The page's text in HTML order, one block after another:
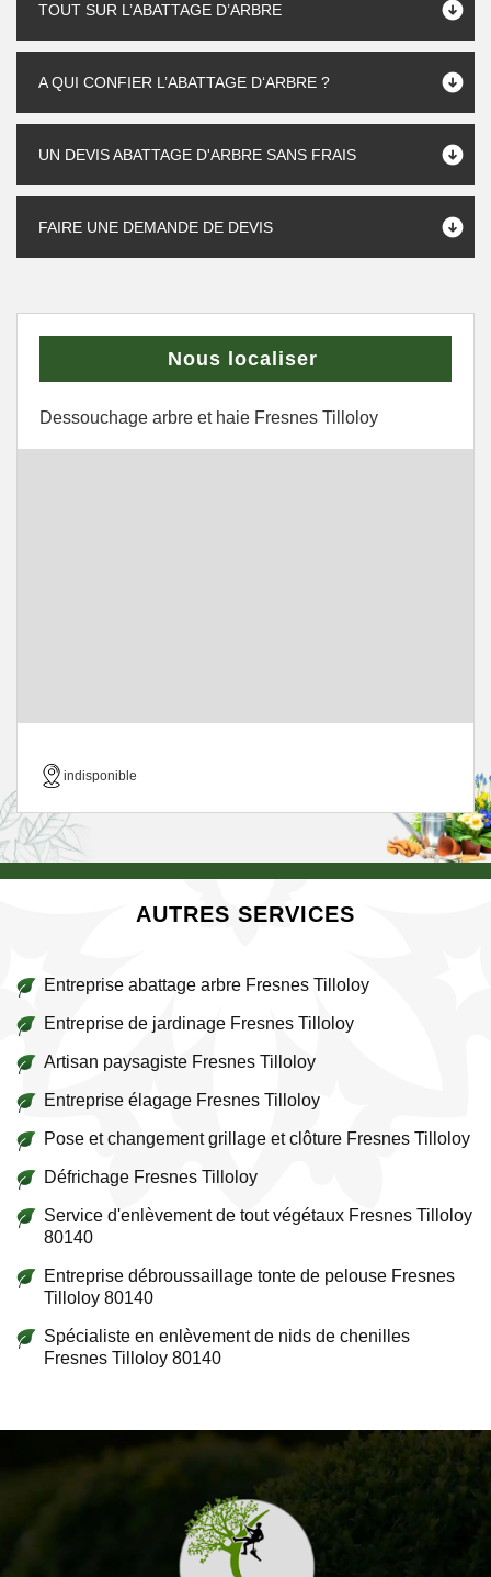
TOUT SUR L’ABATTAGE D’ARBRE
A QUI CONFIER L’ABATTAGE D‘ARBRE ?
UN DEVIS ABATTAGE D'ARBRE SANS FRAIS
FAIRE UNE DEMANDE DE DEVIS
Nous localiser
Dessouchage arbre et haie Fresnes Tilloloy
indisponible
AUTRES SERVICES
Entreprise abattage arbre Fresnes Tilloloy
Entreprise de jardinage Fresnes Tilloloy
Artisan paysagiste Fresnes Tilloloy
Entreprise élagage Fresnes Tilloloy
Pose et changement grillage et clôture Fresnes Tilloloy
Défrichage Fresnes Tilloloy
Service d'enlèvement de tout végétaux Fresnes Tilloloy
80140
Entreprise débroussaillage tonte de pelouse Fresnes
Tilloloy 80140
Spécialiste en enlèvement de nids de chenilles
Fresnes Tilloloy 80140